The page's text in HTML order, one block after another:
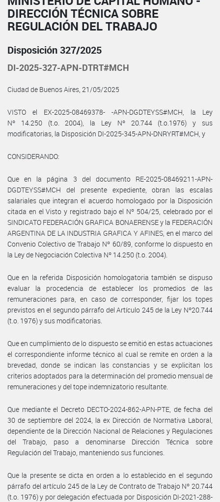
DIRECCIÓN TÉCNICA SOBRE
REGULACIÓN DEL TRABAJO
Disposición 327/2025
DI-2025-327-APN-DTRT#MCH
Ciudad de Buenos Aires, 21/05/2025
VISTO el EX-2025-08469378- -APN-DGDTEYSS#MCH, la Ley
Nº 14.250 (t.o. 2004), la Ley Nº 20.744 (t.o.1976) y sus
modificatorias, la Disposición DI-2025-345-APN-DNRYRT#MCH, y
CONSIDERANDO:
Que en la página 3 del documento RE-2025-08469211-APN-
DGDTEYSS#MCH del presente expediente, obran las escalas
salariales que integran el acuerdo homologado por la Disposición
citada en el Visto y registrado bajo el Nº 504/25, celebrado por el
SINDICATO FEDERACIÓN GRAFICA BONAERENSE y la FEDERACIÓN
ARGENTINA DE LA INDUSTRIA GRAFICA Y AFINES, en el marco del
Convenio Colectivo de Trabajo Nº 60/89, conforme lo dispuesto en
la Ley de Negociación Colectiva Nº 14.250 (t.o. 2004).
Que en la referida Disposición homologatoria también se dispuso
evaluar la procedencia de establecer los promedios de las
remuneraciones para, en caso de corresponder, fijar los topes
previstos en el segundo párrafo del Artículo 245 de la Ley Nº20.744
(t.o. 1976) y sus modificatorias.
Que en cumplimiento de lo dispuesto se emitió en estas actuaciones
el correspondiente informe técnico al cual se remite en orden a la
brevedad, donde se indican las constancias y se explicitan los
criterios adoptados para la determinación del promedio mensual de
remuneraciones y del tope indemnizatorio resultante.
Que mediante el Decreto DECTO-2024-862-APN-PTE, de fecha del
30 de septiembre del 2024, la ex Dirección de Normativa Laboral,
dependiente de la Dirección Nacional de Relaciones y Regulaciones
del Trabajo, paso a denominarse Dirección Técnica sobre
Regulación del Trabajo, manteniendo sus funciones.
Que la presente se dicta en orden a lo establecido en el segundo
párrafo del artículo 245 de la Ley de Contrato de Trabajo Nº 20.744
(t.o. 1976) y por delegación efectuada por Disposición DI-2021-288-